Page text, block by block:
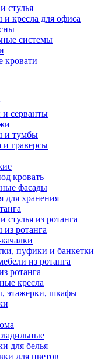
стулья
кресла для офиса
системы
кровати
серванты
и тумбы
и граверсы
кровать
фасады
для хранения
стулья из ротанга
ротанга
пуфики и банкетки
из ротанга
ротанга
кресла
этажерки, шкафы
для белья
для цветов